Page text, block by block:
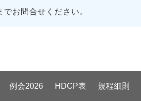
お問合せください。
例会2026 HDCP表 規程細則